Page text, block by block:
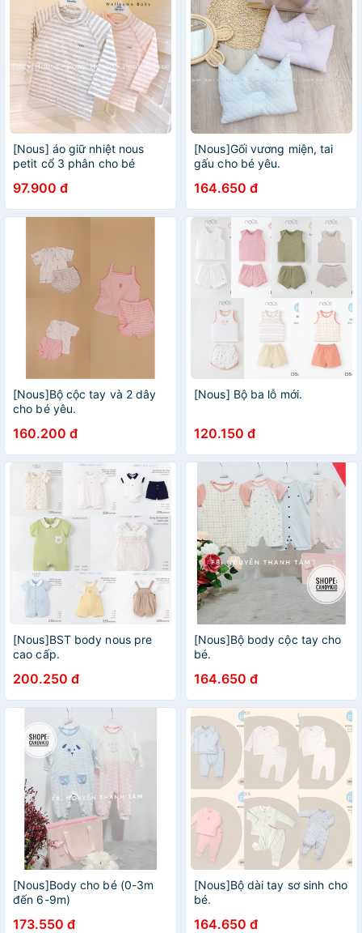
[Nous] áo giữ nhiệt nous
petit cổ 3 phân cho bé
97.900 đ
[Nous]Gối vương miện, tai
gấu cho bé yêu.
164.650 đ
[Nous]Bộ cộc tay và 2 dây
cho bé yêu.
160.200 đ
[Nous] Bộ ba lỗ mới.
120.150 đ
[Nous]BST body nous pre
cao cấp.
200.250 đ
[Nous]Bộ body cộc tay cho
bé.
164.650 đ
[Nous]Body cho bé (0-3m
đến 6-9m)
173.550 đ
[Nous]Bộ dài tay sơ sinh cho
bé.
164.650 đ